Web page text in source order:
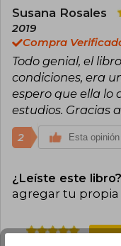
Susana Rosales
2019
Compra
Todo genial, el
condiciones, era
espero que ella lo
estudios. Gracias
2 Esta
¿Leíste este libro?
agregar tu propia